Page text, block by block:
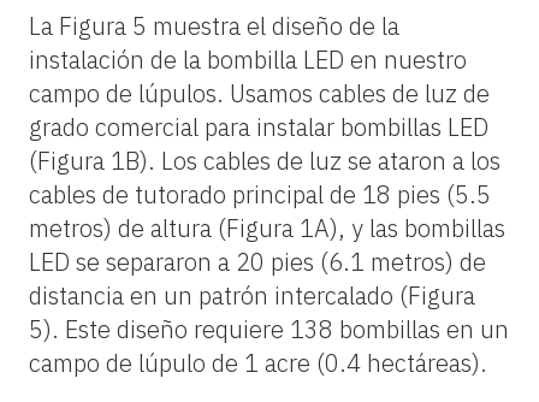
La Figura 5 muestra el diseño de la
instalación de la bombilla LED en nuestro
campo de lúpulos. Usamos cables de luz de
grado comercial para instalar bombillas LED
(Figura 1B). Los cables de luz se ataron a los
cables de tutorado principal de 18 pies (5.5
metros) de altura (Figura 1A), y las bombillas
LED se separaron a 20 pies (6.1 metros) de
distancia en un patrón intercalado (Figura
5). Este diseño requiere 138 bombillas en un
campo de lúpulo de 1 acre (0.4 hectáreas).